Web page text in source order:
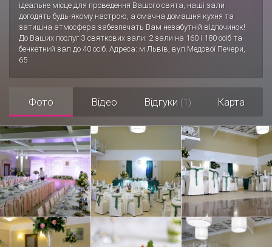
ідеальне місце для проведення Вашого свята, наші зали
догодять будь-якому настрою, а смачна домашня кухня та
затишна атмосфера забезпечать Вам незабутній відпочинок!
До Ваших послуг 3 святкових зали: 2 зали на 160 і 180 осіб та
бенкетний зал до 40 осіб. Адреса: м.Львів, вул.Медової Печери,
65
Фото Відео Відгуки (1) Карта